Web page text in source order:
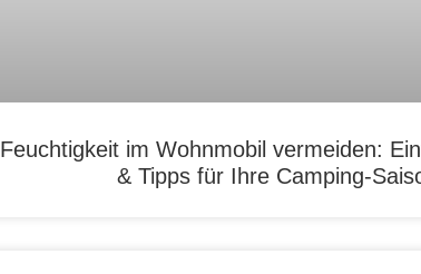
Feuchtigkeit im Wohnmobil vermeiden:
& Tipps für Ihre Camping-